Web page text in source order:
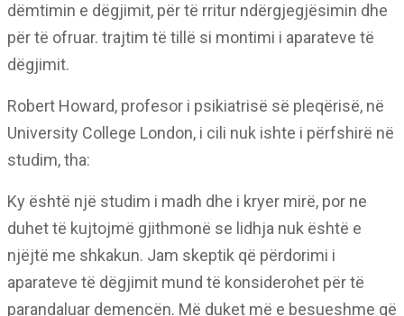
dëmtimin e dëgjimit, për të rritur ndërgjegjësimin dhe
për të ofruar. trajtim të tillë si montimi i aparateve të
dëgjimit.
Robert Howard, profesor i psikiatrisë së pleqërisë, në
University College London, i cili nuk ishte i përfshirë në
studim, tha:
Ky është një studim i madh dhe i kryer mirë, por ne
duhet të kujtojmë gjithmonë se lidhja nuk është e
njëjtë me shkakun. Jam skeptik që përdorimi i
aparateve të dëgjimit mund të konsiderohet për të
parandaluar demencën. Më duket më e besueshme që